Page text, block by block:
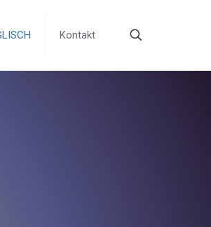
Kontakt